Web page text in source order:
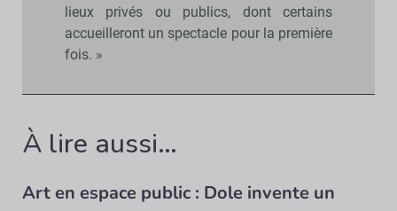
lieux privés ou publics, dont certains
accueilleront un spectacle pour la première
fois. »
À lire aussi…
Art en espace public : Dole invente un